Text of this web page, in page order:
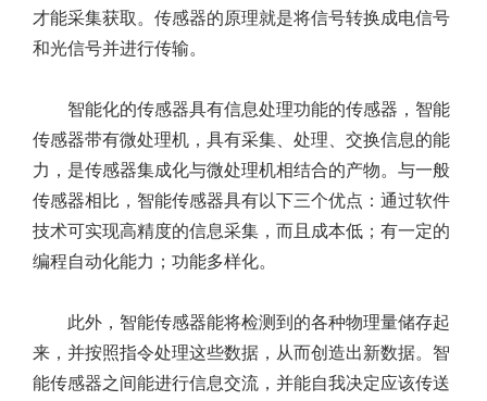
才能采集获取。传感器的原理就是将信号转换成电信号
和光信号并进行传输。
智能化的传感器具有信息处理功能的传感器，智能
传感器带有微处理机，具有采集、处理、交换信息的能
力，是传感器集成化与微处理机相结合的产物。与一般
传感器相比，智能传感器具有以下三个优点：通过软件
技术可实现高精度的信息采集，而且成本低；有一定的
编程自动化能力；功能多样化。
此外，智能传感器能将检测到的各种物理量储存起
来，并按照指令处理这些数据，从而创造出新数据。智
能传感器之间能进行信息交流，并能自我决定应该传送